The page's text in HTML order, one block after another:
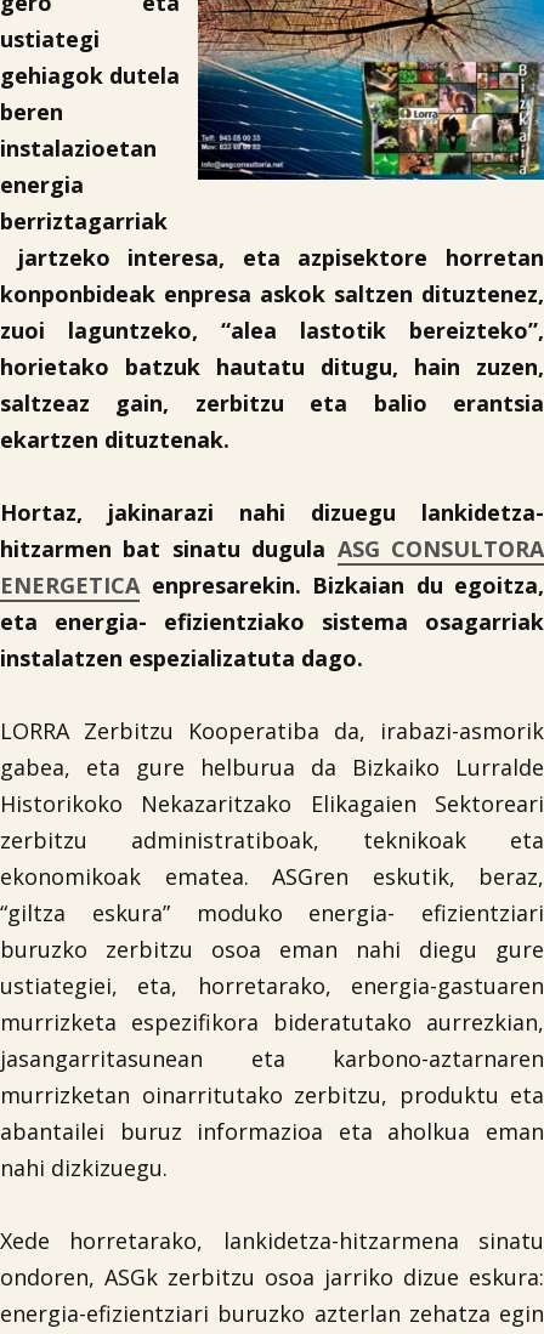
ustiategi
gehiagok dutela
beren
instalazioetan
energia
berriztagarriak
jartzeko interesa, eta azpisektore horretan
konponbideak enpresa askok saltzen dituztenez,
zuoi laguntzeko, “alea lastotik bereizteko”,
horietako batzuk hautatu ditugu, hain zuzen,
saltzeaz gain, zerbitzu eta balio erantsia
ekartzen dituztenak.
Hortaz, jakinarazi nahi dizuegu lankidetza-
hitzarmen bat sinatu dugula ASG CONSULTORA
ENERGETICAenpresarekin. Bizkaian du egoitza,
eta energia- efizientziako sistema osagarriak
instalatzen espezializatuta dago.
LORRA Zerbitzu Kooperatiba da, irabazi-asmorik
gabea, eta gure helburua da Bizkaiko Lurralde
Historikoko Nekazaritzako Elikagaien Sektoreari
zerbitzu administratiboak, teknikoak eta
ekonomikoak ematea. ASGren eskutik, beraz,
“giltza eskura” moduko energia- efizientziari
buruzko zerbitzu osoa eman nahi diegu gure
ustiategiei, eta, horretarako, energia-gastuaren
murrizketa espezifikora bideratutako aurrezkian,
jasangarritasunean eta karbono-aztarnaren
murrizketan oinarritutako zerbitzu, produktu eta
abantailei buruz informazioa eta aholkua eman
nahi dizkizuegu.
Xede horretarako, lankidetza-hitzarmena sinatu
ondoren, ASGk zerbitzu osoa jarriko dizue eskura:
energia-efizientziari buruzko azterlan zehatza egin